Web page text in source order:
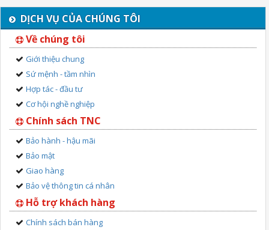
DỊCH VỤ CỦA CHÚNG TÔI
Về chúng tôi
Giới thiệu chung
Sứ mệnh - tầm nhìn
Hợp tác - đầu tư
Cơ hội nghề nghiệp
Chính sách TNC
Bảo hành - hậu mãi
Bảo mật
Giao hàng
Bảo vệ thông tin cá nhân
Hỗ trợ khách hàng
Chính sách bán hàng